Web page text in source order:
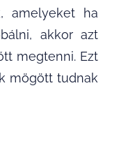
amelyeket ha
akkor azt
megtenni. Ezt
mögött tudnak